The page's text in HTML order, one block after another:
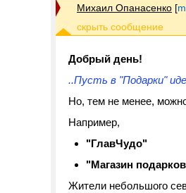
Михаил Опанасенко [
Добрый день!
..Пусть в "Подарки"
Но, тем не менее,
Например,
"ГлавЧудо"
"Магазин
Жители небольшого